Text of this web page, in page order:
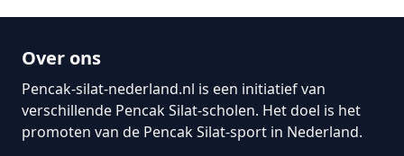
Over ons
Pencak-silat-nederland.nl is een initiatief van
verschillende Pencak Silat-scholen. Het doel is het
promoten van de Pencak Silat-sport in Nederland.